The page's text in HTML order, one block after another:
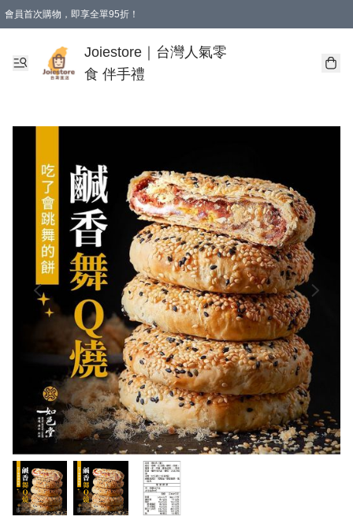
會員首次購物，即享全單95折！
購物滿 HKD 350.00即享免運費優惠！（適用於 本地送貨、本地取貨 )
Joiestore｜台灣人氣零
食 伴手禮